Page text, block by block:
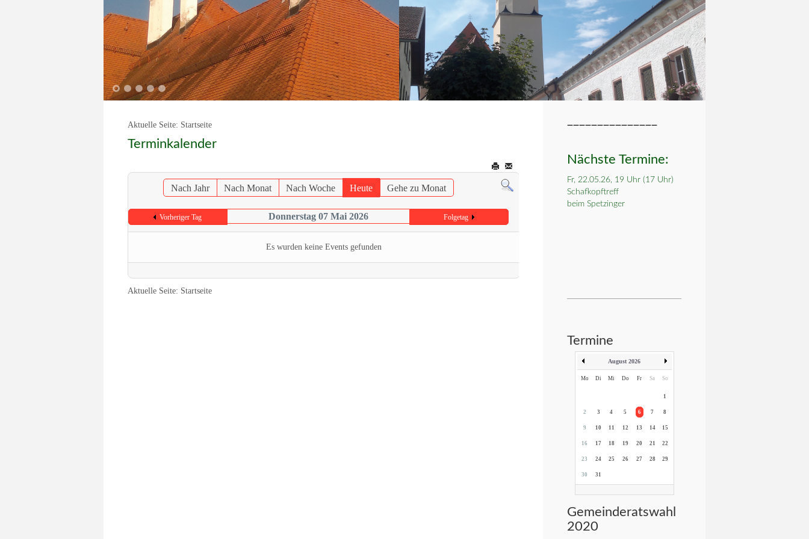
1 2 3 4 5
Aktuelle Seite: Startseite
Terminkalender
Nach Jahr Nach Monat Nach Woche Heute Gehe zu Monat
Vorheriger Tag Donnerstag 07 Mai 2026 Folgetag
Es wurden keine Events gefunden
Aktuelle Seite: Startseite
Nächste Termine:
Fr, 22.05.26, 19 Uhr (17 Uhr)
Schafkopftreff
beim Spetzinger
Termine
August 2026
Mo Di Mi Do Fr Sa So
1
2 3 4 5 6 7 8
9 10 11 12 13 14 15
16 17 18 19 20 21 22
23 24 25 26 27 28 29
30 31
Gemeinderatswahl
2020